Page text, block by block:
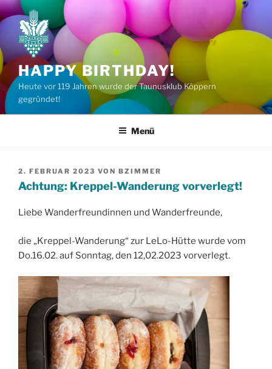
Zum
Inhalt
springen
HAPPY BIRTHDAY!
Heute vor 119 Jahren wurde der Taunusklub Köppern
gegründet!
Menü
VERÖFFENTLICHT
AM
2. FEBRUAR 2023 VON BZIMMER
Achtung: Kreppel-Wanderung vorverlegt!
Liebe Wanderfreundinnen und Wanderfreunde,
die „Kreppel-Wanderung“ zur LeLo-Hütte wurde vom
Do.16.02. auf Sonntag, den 12,02.2023 vorverlegt.